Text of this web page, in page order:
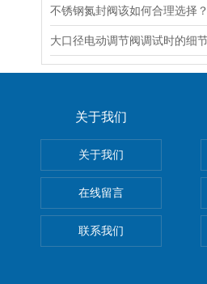
不锈钢氮封阀该如何合理选择？
关于我们
关于我们
在线留言
联系我们